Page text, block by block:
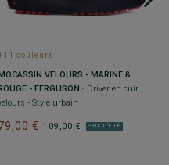
couleurs
VELOURS - MARINE &
- FERGUSON - Driver en cuir
- Style urbain
109,00 €
€ PRIX D'ÉTÉ